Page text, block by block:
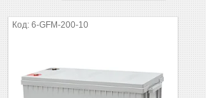
6-GFM-200-10